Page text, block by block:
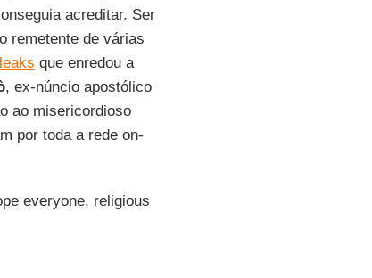
acreditar. Ser
remetente de várias
que enredou a
, ex-núncio apostólico
ao misericordioso
por toda a rede on-
everyone, religious